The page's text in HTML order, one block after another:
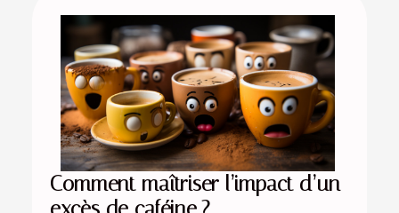
Comment maîtriser l’impact d’un